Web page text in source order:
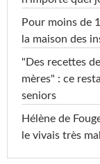
Pour moins de
la maison des
"Des recettes
mères" : ce
seniors
Hélène de
le vivais très